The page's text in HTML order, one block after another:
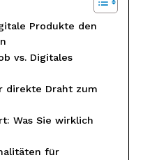
Produkte den
vs. Digitales
direkte Draht zum
Was Sie wirklich
für